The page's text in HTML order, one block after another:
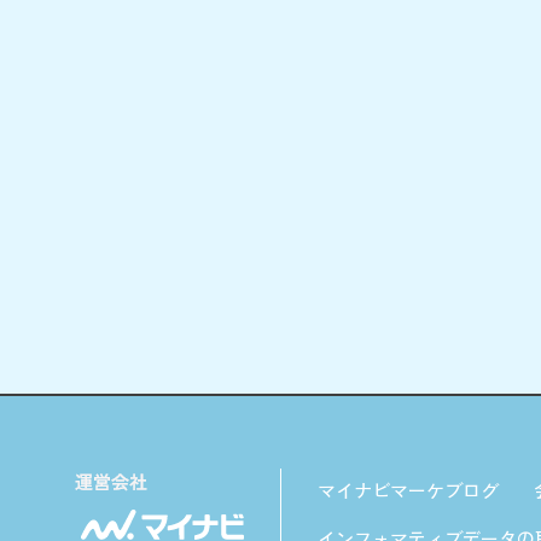
マイナビマーケブログ